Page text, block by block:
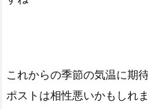
これからの季節の気温に期
ポストは相性悪いかもしれま